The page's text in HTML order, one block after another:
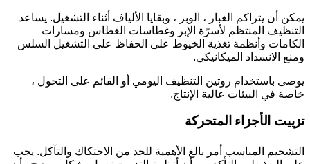
يمكن أن يتراكم الغبار ، الوبر ، وبقايا الألياف أثناء التشغيل. يساعد
التنظيف المنتظم لأسرّة الإبر وغطاسات الغطاس ومسارات
الكامات وأنظمة تغذية الخيوط على الحفاظ على التشغيل السلس
ومنع الانسداد الميكانيكي.
يوصى باستخدام روتين التنظيف اليومي أو القائم على التحول ،
خاصة في البيئات عالية الإنتاج.
تزييت الأجزاء المتحركة
التشحيم المناسب أمر بالغ الأهمية للحد من الاحتكاك والتآكل. يجب